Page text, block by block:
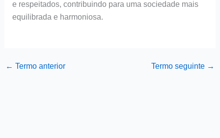
e respeitados, contribuindo para uma sociedade mais
equilibrada e harmoniosa.
← Termo anterior Termo seguinte →